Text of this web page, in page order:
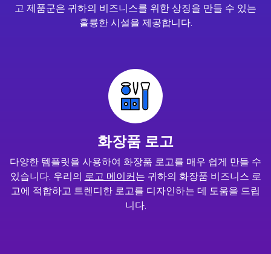
고 제품군은 귀하의 비즈니스를 위한 상징을 만들 수 있는
훌륭한 시설을 제공합니다.
화장품 로고
다양한 템플릿을 사용하여 화장품 로고를 매우 쉽게 만들 수
있습니다. 우리의 로고 메이커는 귀하의 화장품 비즈니스 로
고에 적합하고 트렌디한 로고를 디자인하는 데 도움을 드립
니다.